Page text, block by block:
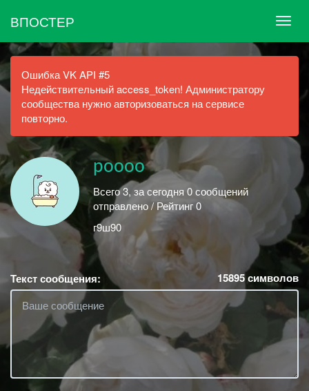
ВПОСТЕР
Ошибка VK API #5
Недействительный access_token! Администратору
сообщества нужно авторизоваться на сервисе
повторно.
роооо
Всего 3, за сегодня 0 сообщений
отправлено / Рейтинг 0
г9ш90
Текст сообщения: 15895символов